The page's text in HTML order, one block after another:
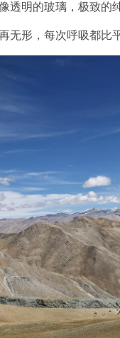
透明的玻璃，极致的
无形，每次呼吸都比